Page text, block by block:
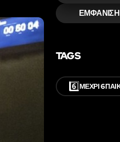
TAGS
6️⃣ΜΈΧΡΙ 6